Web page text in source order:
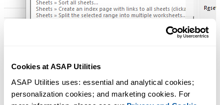
Cookies at ASAP Utilities
ASAP Utilities uses: essential and analytical cookies;
personalization cookies; and marketing cookies. For